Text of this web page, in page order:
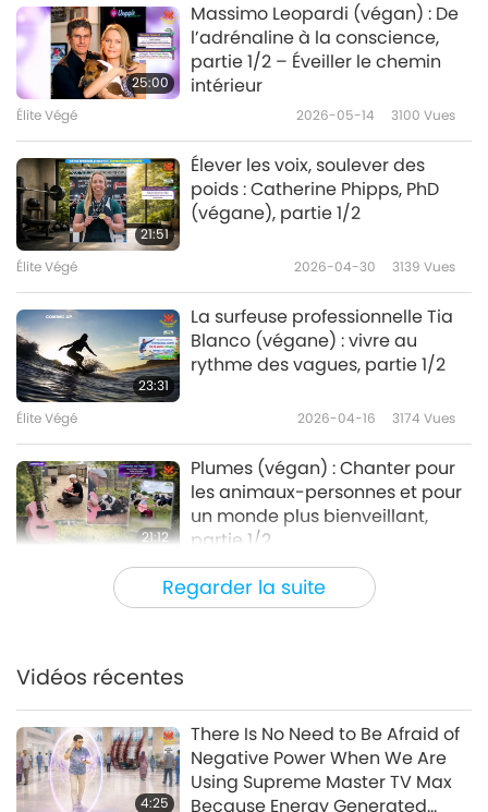
Regarder la suite
25:00
Massimo Leopardi (végan) : De
l’adrénaline à la conscience,
partie 1/2 – Éveiller le chemin
intérieur
Élite Végé 2026-05-14 3100 Vues
21:51
Élever les voix, soulever des
poids : Catherine Phipps, PhD
(végane), partie 1/2
Élite Végé 2026-04-30 3139 Vues
23:31
La surfeuse professionnelle Tia
Blanco (végane) : vivre au
rythme des vagues, partie 1/2
Élite Végé 2026-04-16 3174 Vues
21:12
Plumes (végan) : Chanter pour
les animaux-personnes et pour
un monde plus bienveillant,
partie 1/2
2026-04-02
22:30
Angeline Berva (végane) : allier
force et compassion, partie 1/2
Vidéos récentes
4:25
There Is No Need to Be Afraid of
Negative Power When We Are
Using Supreme Master TV Max
Because Energy Generated